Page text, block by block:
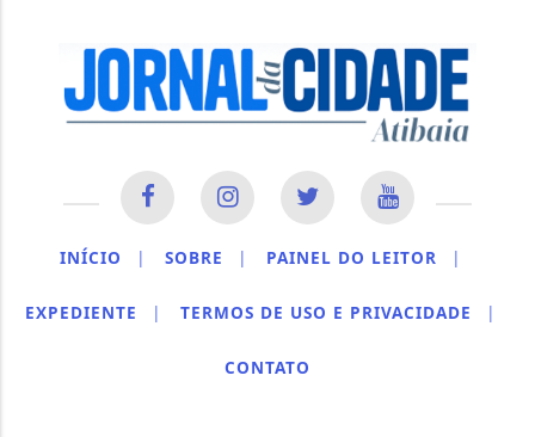
INÍCIO | SOBRE | PAINEL DO LEITOR |
EXPEDIENTE | TERMOS DE USO E PRIVACIDADE |
CONTATO